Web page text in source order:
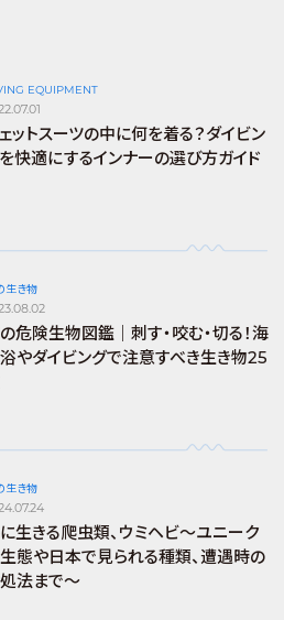
EQUIPMENT
ットスーツの中に何を着る？ダイビン
快適にするインナーの選び方ガイド
生き物
危険生物図鑑｜刺す・咬む・切る！海
やダイビングで注意すべき生き物25
生き物
生きる爬虫類、ウミヘビ～ユニーク
態や日本で見られる種類、遭遇時の
法まで～